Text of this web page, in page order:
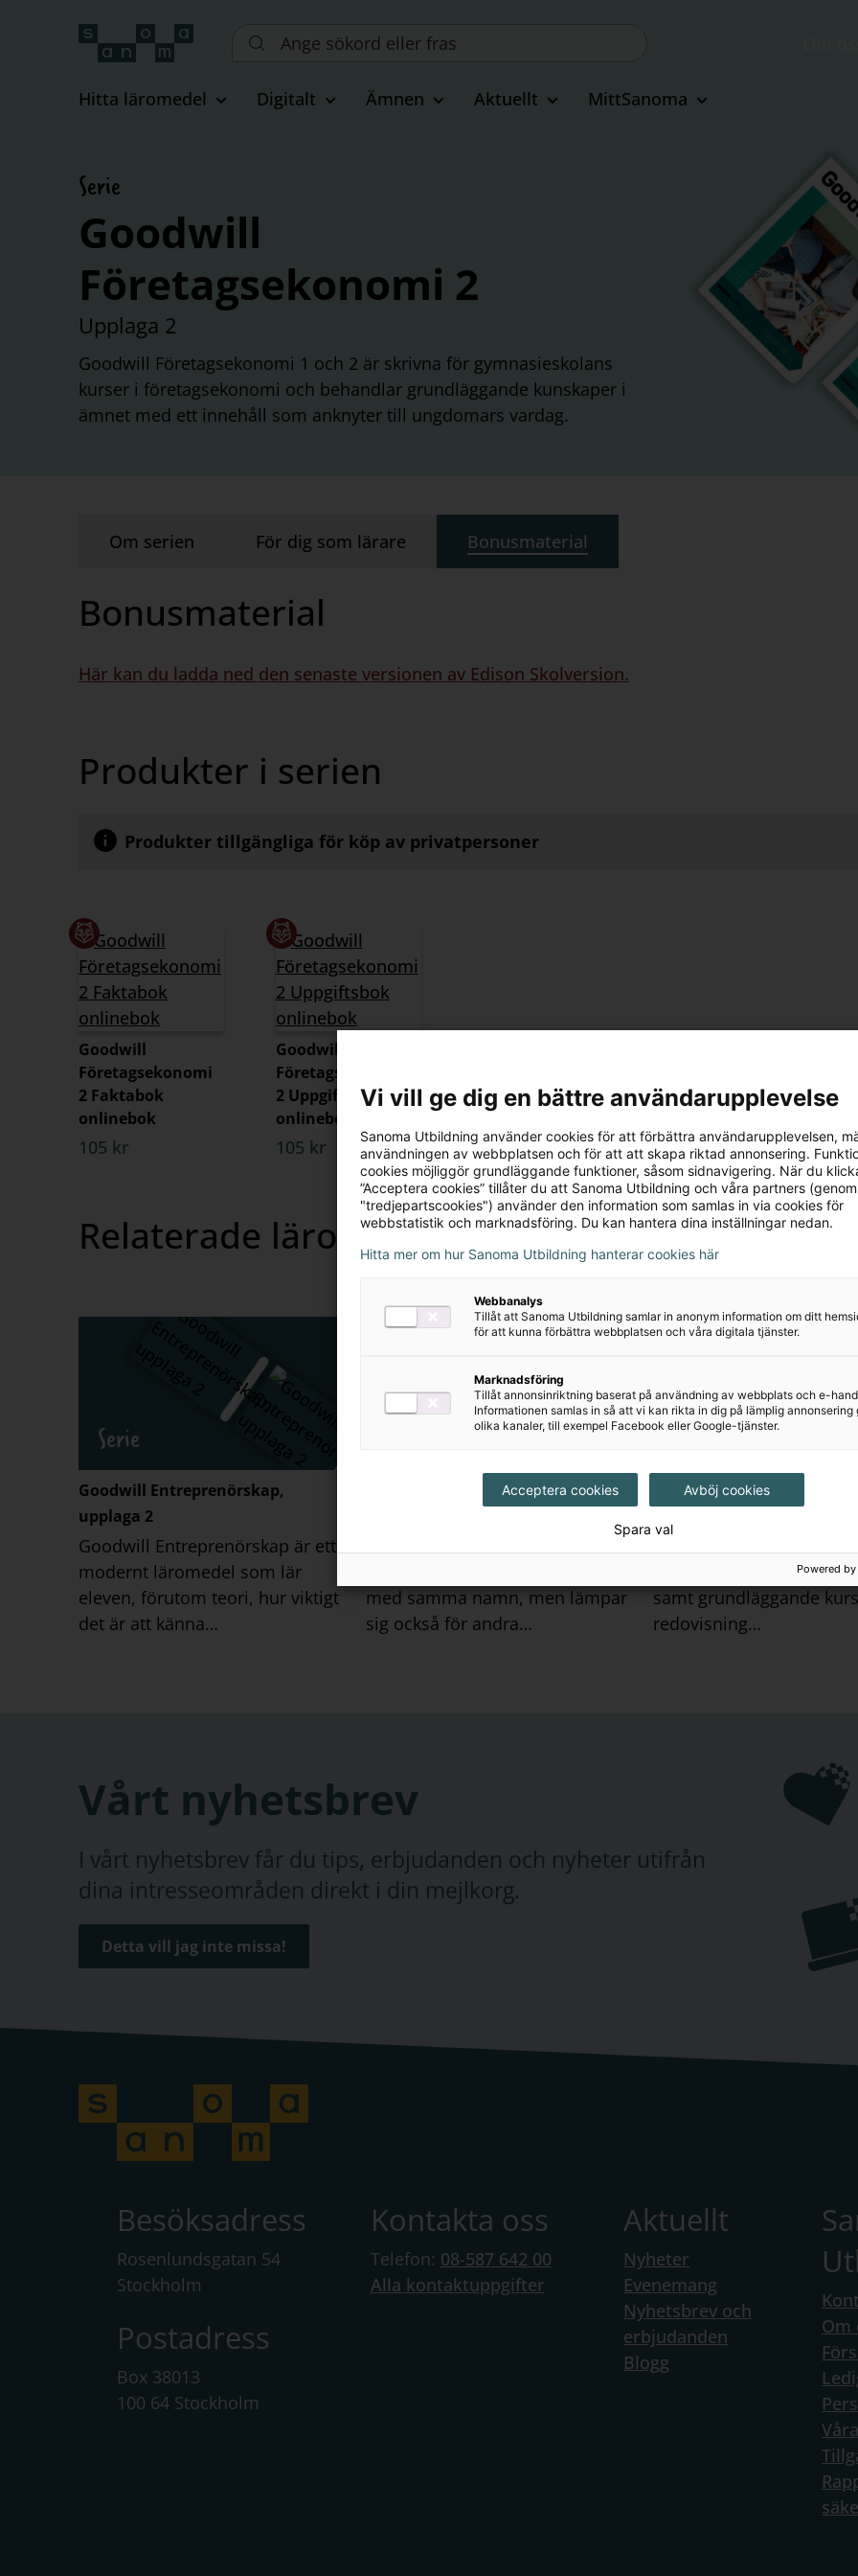
Sök
webbplatsen::
Hitta läromedel Digitalt Ämnen Aktuellt MittSanoma
Serie
Goodwill
Företagsekonomi 2
Upplaga 2
Goodwill Företagsekonomi 1 och 2 är skrivna för gymnasieskolans
kurser i företagsekonomi och behandlar grundläggande kunskaper i
ämnet med ett innehåll som anknyter till ungdomars vardag.
Om serien För dig som lärare Bonusmaterial
Bonusmaterial
Här kan du ladda ned den senaste versionen av Edison Skolversion.
Produkter i serien
Produkter tillgängliga för köp av privatpersoner
Goodwill
Företagsekonomi
2 Faktabok
onlinebok
105 kr
Goodwill
Företagsekonomi
2 Uppgiftsbok
onlinebok
105 kr
Relaterade läromedel
Serie
Goodwill Entreprenörskap,
upplaga 2
Goodwill Entreprenörskap är ett
modernt läromedel som lär
eleven, förutom teori, hur viktigt
det är att känna…
Goodwill Marknadsföring, upplaga
med samma namn, men lämpar
sig också för andra…
Serie
Goodwill Redovisning 2,
Goodwill Redovisning 2
gymnasieskolan och
samt grundläggande
redovisning…
Vårt nyhetsbrev
I vårt nyhetsbrev får du tips, erbjudanden och nyheter utifrån
dina intresseområden direkt i din mejlkorg.
Detta vill jag inte missa!
Besöksadress
Rosenlundsgatan 54
Stockholm
Postadress
Box 38013
100 64 Stockholm
Kontakta oss
Telefon: 08-587 642 00
Alla kontaktuppgifter
Aktuellt
Nyheter
Evenemang
Nyhetsbrev och
erbjudanden
Blogg
Om
Vi vill ge dig en bättre användarupplevelse
Sanoma Utbildning använder cookies för att förbättra användarupplevelsen,
användningen av webbplatsen och för att att skapa riktad annonsering.
cookies möjliggör grundläggande funktioner, såsom sidnavigering. När du
”Acceptera cookies” tillåter du att Sanoma Utbildning och våra partners
"tredjepartscookies") använder den information som samlas in via cookies för
webbstatistik och marknadsföring. Du kan hantera dina inställningar nedan.
Hitta mer om hur Sanoma Utbildning hanterar cookies här
Webbanalys
Tillåt att Sanoma Utbildning samlar in anonym information om ditt
för att kunna förbättra webbplatsen och våra digitala tjänster.
Marknadsföring
Tillåt annonsinriktning baserat på användning av webbplats och e-
Informationen samlas in så att vi kan rikta in dig på lämplig annonsering
olika kanaler, till exempel Facebook eller Google-tjänster.
Acceptera cookies Avböj cookies
Spara val
Powered by